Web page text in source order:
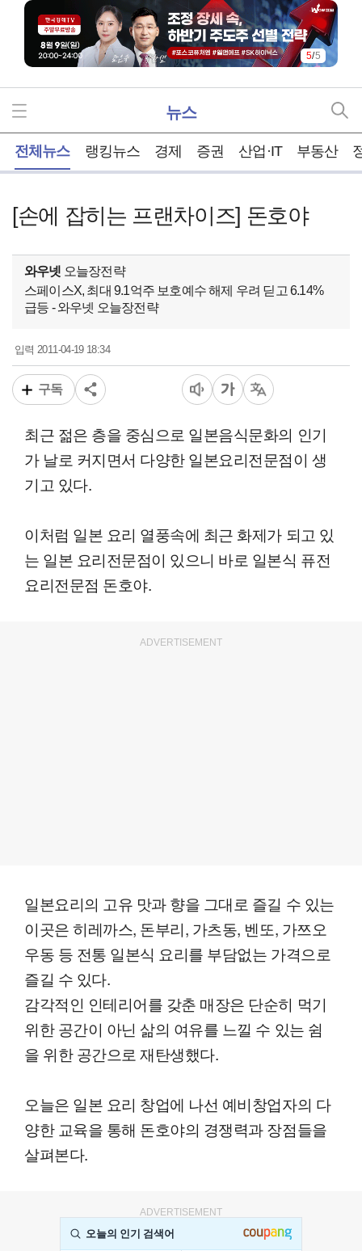
5/5
뉴스
전체뉴스 랭킹뉴스 경제 증권 산업·IT 부동산
[손에 잡히는 프랜차이즈] 돈호야
와우넷 오늘장전략
스페이스X, 최대 9.1억주 보호예수 해제 우려 딛고 6.14%
급등 - 와우넷 오늘장전략
입력2011-04-19 18:34
구독
최근 젊은 층을 중심으로 일본음식문화의 인기
가 날로 커지면서 다양한 일본요리전문점이 생
기고 있다.
이처럼 일본 요리 열풍속에 최근 화제가 되고 있
는 일본 요리전문점이 있으니 바로 일본식 퓨전
요리전문점 돈호야.
ADVERTISEMENT
일본요리의 고유 맛과 향을 그대로 즐길 수 있는
이곳은 히레까스, 돈부리, 가츠동, 벤또, 가쯔오
우동 등 전통 일본식 요리를 부담없는 가격으로
즐길 수 있다.
감각적인 인테리어를 갖춘 매장은 단순히 먹기
위한 공간이 아닌 삶의 여유를 느낄 수 있는 쉼
을 위한 공간으로 재탄생했다.
오늘은 일본 요리 창업에 나선 예비창업자의 다
양한 교육을 통해 돈호야의 경쟁력과 장점들을
살펴본다.
ADVERTISEMENT